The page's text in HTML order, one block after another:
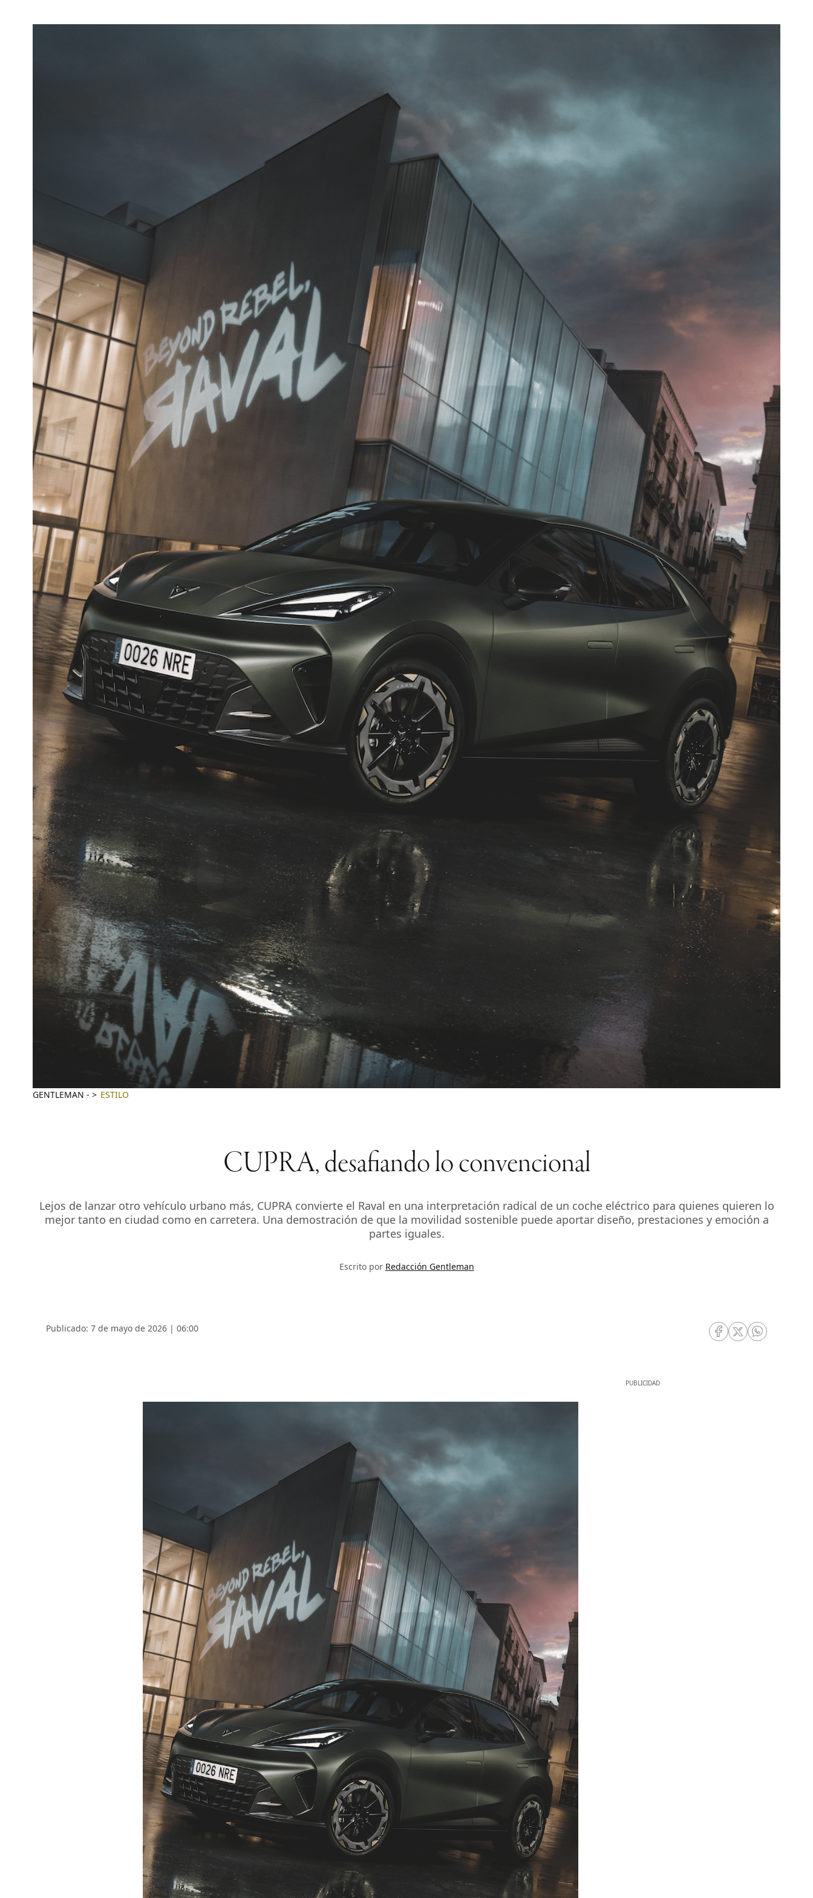
GENTLEMAN - ESTILO
CUPRA, desafiando lo convencional
Lejos de lanzar otro vehículo urbano más, CUPRA convierte el Raval en una interpretación radical de un coche eléctrico para quienes quieren lo
mejor tanto en ciudad como en carretera. Una demostración de que la movilidad sostenible puede aportar diseño, prestaciones y emoción a
partes iguales.
Escrito por Redacción Gentleman
Publicado: 7 de mayo de 2026 | 06:00
RRSS Facebook
RRSS Twitter
RRSS